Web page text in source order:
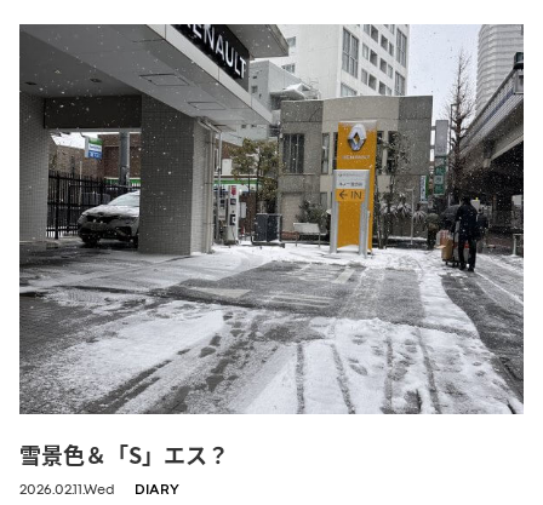
雪景色＆「S」エス？
2026.02.11.Wed DIARY